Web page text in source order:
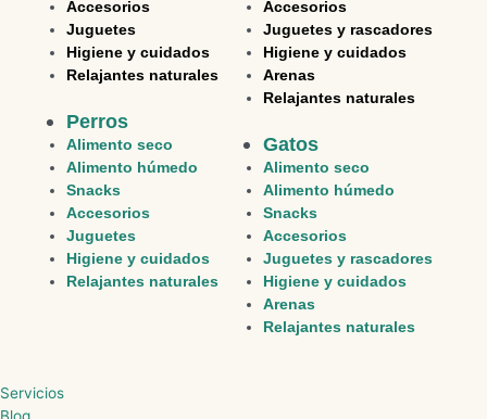
Accesorios
Juguetes
Higiene y cuidados
Relajantes naturales
Perros
Alimento seco
Alimento húmedo
Snacks
Accesorios
Juguetes
Higiene y cuidados
Relajantes naturales
Accesorios
Juguetes y rascadores
Higiene y cuidados
Arenas
Relajantes naturales
Gatos
Alimento seco
Alimento húmedo
Snacks
Accesorios
Juguetes y rascadores
Higiene y cuidados
Arenas
Relajantes naturales
Servicios